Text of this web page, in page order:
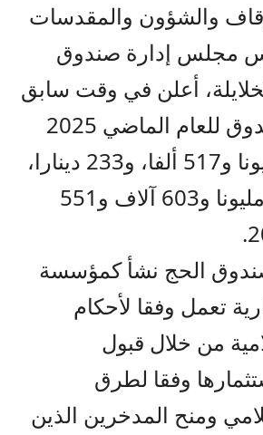
والشؤون والمقدسات
مجلس إدارة صندوق
أعلن في وقت سابق
عن أرباح الصندوق للعام الماضي 2025
والبالغة 24 مليونا و517 ألفا، و233 دينارا،
مقارنة مع 20 مليونا و603 آلاف و551
الحج نشأ كمؤسسة
تعمل وفقا لأحكام
من خلال قبول
وفقا لطرق
ومنح المدخرين الذين